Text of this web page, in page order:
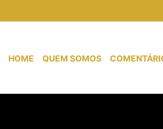
HOME QUEM SOMOS